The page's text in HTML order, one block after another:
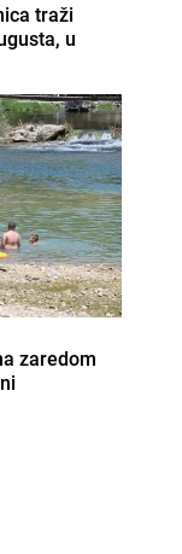
traži
u
zaredom